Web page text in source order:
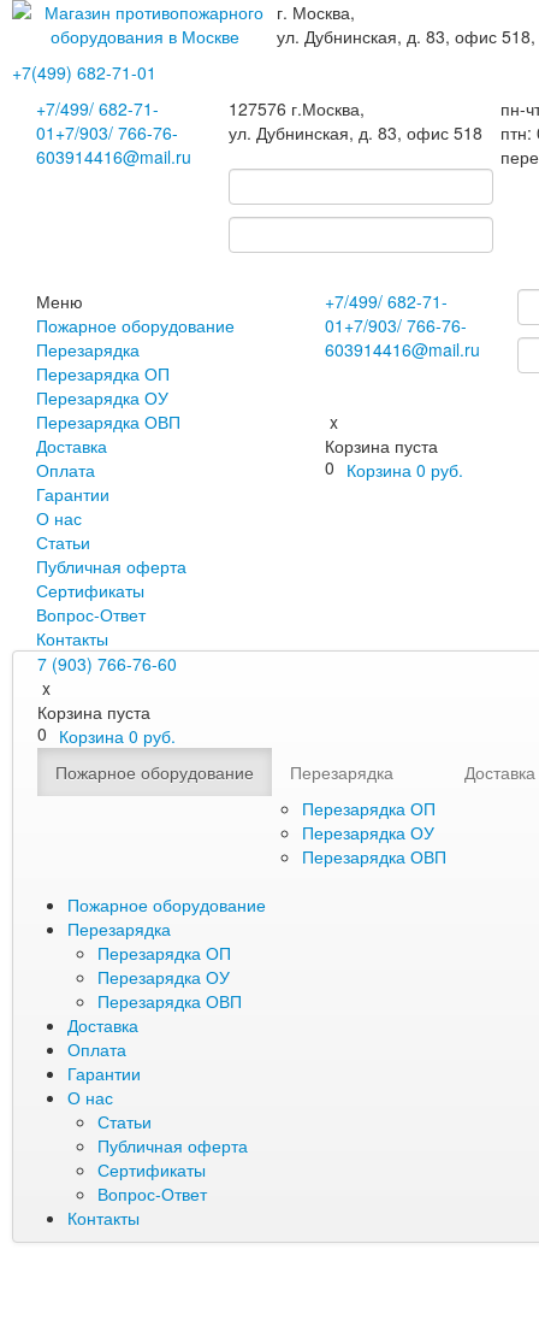
г. Москва,
ул. Дубнинская, д. 83, офис 518,
+7(499) 682-71-01
+7/499/ 682-71-
01 +7/903/ 766-76-
603914416@mail.ru
127576 г.Москва,
ул. Дубнинская, д. 83, офис 518
пн-
Меню
Пожарное оборудование
Перезарядка
Перезарядка ОП
Перезарядка ОУ
Перезарядка ОВП
Доставка
Оплата
Гарантии
О нас
Статьи
Публичная оферта
Сертификаты
Вопрос-Ответ
Контакты
+7/499/ 682-71-
01 +7/903/ 766-76-
603914416@mail.ru
x
Корзина пуста
0 Корзина 0 руб.
7 (903) 766-76-60
x
Корзина пуста
0 Корзина 0 руб.
Пожарное оборудование
Перезарядка
Перезарядка ОП
Перезарядка ОУ
Перезарядка ОВП
Доставка
Пожарное оборудование
Перезарядка
Перезарядка ОП
Перезарядка ОУ
Перезарядка ОВП
Доставка
Оплата
Гарантии
О нас
Статьи
Публичная оферта
Сертификаты
Вопрос-Ответ
Контакты